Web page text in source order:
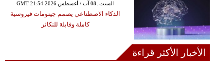
GMT 21:54 2026 السبت ,08 آب / أغسطس
الذكاء الاصطناعي يصمم جينومات فيروسية
كاملة وقابلة للتكاثر
الأخبار الأكثر قراءة